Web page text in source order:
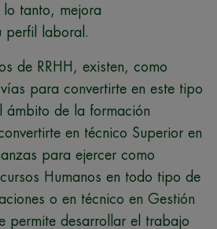
lo tanto, mejora
perfil laboral.
de RRHH, existen, como
para convertirte en este tipo
ámbito de la formación
en técnico Superior en
para ejercer como
Humanos en todo tipo de
o en técnico en Gestión
permite desarrollar el trabajo